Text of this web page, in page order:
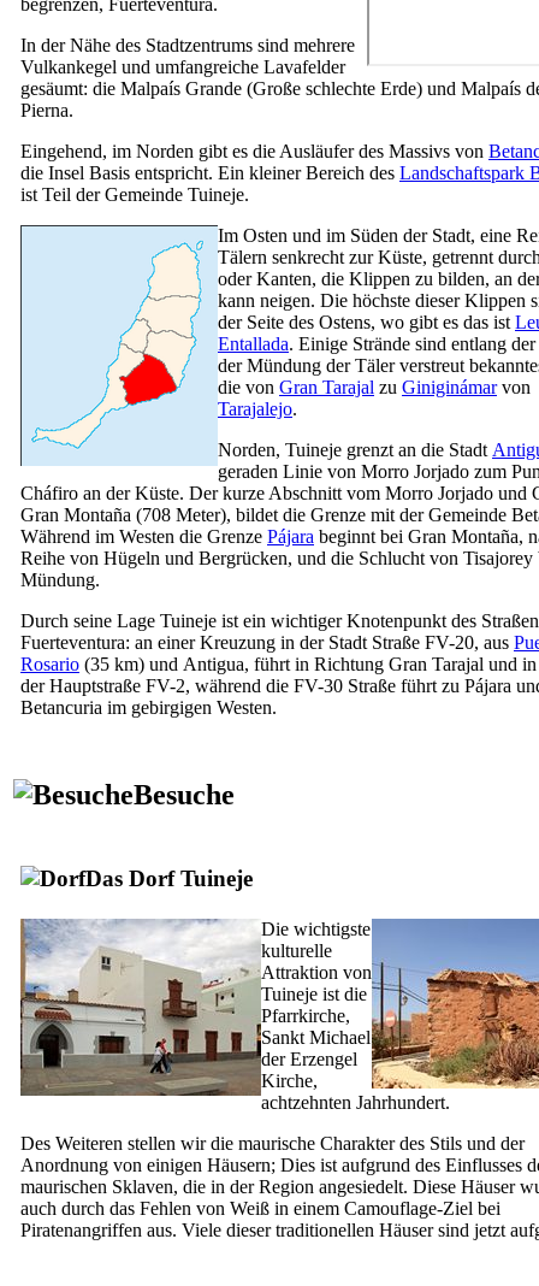
In der Nähe des Stadtzentrums sind mehrere
Vulkankegel und umfangreiche Lavafelder
gesäumt: die Malpaís Grande (Große schlechte Erde) und Malpaís
Pierna.
Eingehend, im Norden gibt es die Ausläufer des Massivs von
die Insel Basis entspricht. Ein kleiner Bereich des Landschaftspark
ist Teil der Gemeinde Tuineje.
Im Osten und im Süden der Stadt, eine
Tälern senkrecht zur Küste, getrennt
oder Kanten, die Klippen zu bilden, an
kann neigen. Die höchste dieser Klippen
der Seite des Ostens, wo gibt es das ist
Entallada. Einige Strände sind entlang
der Mündung der Täler verstreut
die von Gran Tarajal zu Giniginámarvon
Tarajalejo.
Norden, Tuineje grenzt an die Stadt
geraden Linie von Morro Jorjado zum
Cháfiro an der Küste. Der kurze Abschnitt vom Morro Jorjado und
Gran Montaña (708 Meter), bildet die Grenze mit der Gemeinde
Während im Westen die Grenze Pájara beginnt bei Gran Montaña,
Reihe von Hügeln und Bergrücken, und die Schlucht von Tisajorey
Mündung.
Durch seine Lage Tuineje ist ein wichtiger Knotenpunkt des
Fuerteventura: an einer Kreuzung in der Stadt Straße FV-20, aus
Rosario (35 km) und Antigua, führt in Richtung Gran Tarajal und
der Hauptstraße FV-2, während die FV-30 Straße führt zu Pájara
Betancuria im gebirgigen Westen.
Besuche
Das DorfTuineje
Die wichtigste
kulturelle
Attraktion von
Tuineje ist die
Pfarrkirche,
Sankt Michael
der Erzengel
Kirche,
achtzehnten Jahrhundert.
Des Weiteren stellen wir die maurische Charakter des Stils und der
Anordnung von einigen Häusern; Dies ist aufgrund des Einflusses
maurischen Sklaven, die in der Region angesiedelt. Diese Häuser
auch durch das Fehlen von Weiß in einem Camouflage-Ziel bei
Piratenangriffen aus. Viele dieser traditionellen Häuser sind jetzt